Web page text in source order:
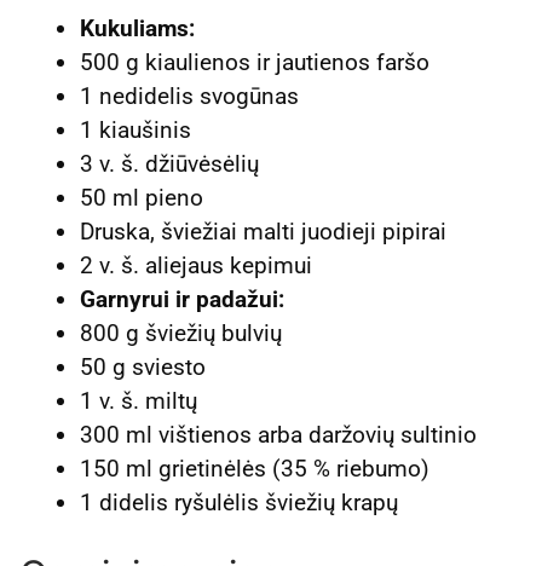
Kukuliams:
500 g kiaulienos ir jautienos faršo
1 nedidelis svogūnas
1 kiaušinis
3 v. š. džiūvėsėlių
50 ml pieno
Druska, šviežiai malti juodieji pipirai
2 v. š. aliejaus kepimui
Garnyrui ir padažui:
800 g šviežių bulvių
50 g sviesto
1 v. š. miltų
300 ml vištienos arba daržovių sultinio
150 ml grietinėlės (35 % riebumo)
1 didelis ryšulėlis šviežių krapų